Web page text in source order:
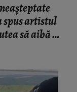
spus artistul
să aibă o